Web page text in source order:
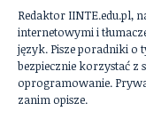
Redaktor IINTE.edu.pl,
internetowymi i
język. Pisze poradniki o
bezpiecznie korzystać z
oprogramowanie.
zanim opisze.